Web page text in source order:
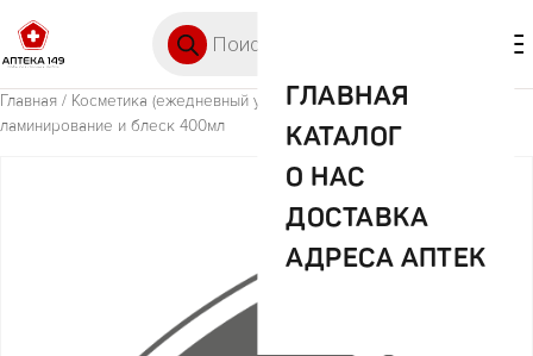
ГЛАВНАЯ
КАТАЛОГ
О НАС
ДОСТАВКА
АДРЕСА АПТЕК
Главная / Косметика (ежедневный уход) / Гарньер Фруктис шампунь
ламинирование и блеск 400мл